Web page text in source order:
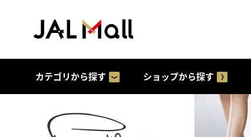
カテゴリから探す ショップから探す